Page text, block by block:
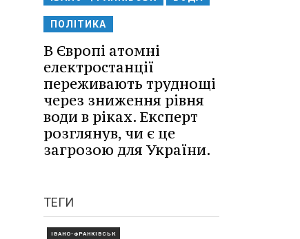
ПОЛІТИКА
В Європі атомні
електростанції
переживають труднощі
через зниження рівня
води в ріках. Експерт
розглянув, чи є це
загрозою для України.
ТЕГИ
ІВАНО-ФРАНКІВСЬК